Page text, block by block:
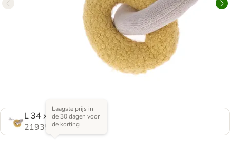
L 34 x B 14 x H 9 cm
2193579.0
Laagste prijs in
de 30 dagen voor
de korting